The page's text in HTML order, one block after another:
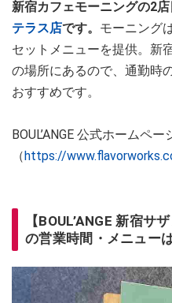
新宿カフェモーニングの2店
テラス店です。 モーニング
セットメニューを提供。新
の場所にあるので、通勤時
おすすめです。
BOUL’ANGE 公式ホームペー
（ https://
【BOUL’ANGE 新宿サ
の営業時間・メニュー